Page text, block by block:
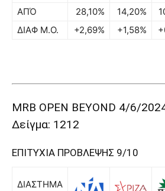
ΑΠΌ
28,10% 14,20%
ΔΙΑΦ Μ.Ο.
+2,69% +1,58%
MRB OPEN BEYOND 4/6/
Δείγμα: 1212
ΕΠΙΤΥΧΙΑ ΠΡΟΒΛΕΨΗΣ 9/10
ΔΙΑΣΤΗΜΑ